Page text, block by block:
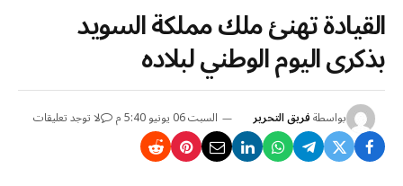
القيادة تهنئ ملك مملكة السويد
بذكرى اليوم الوطني لبلاده
بواسطةفريق التحرير السبت 06 يونيو 5:40 م لا توجد تعليقات